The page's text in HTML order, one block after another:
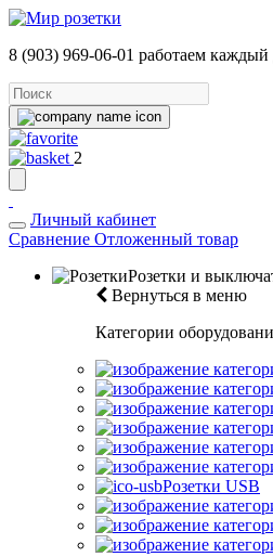
8 (903) 969-06-01 работаем каждый
2
Личный кабинет
Сравнение Отложенный товар
Розетки и
Вернуться в меню
Категории
Розетки USB